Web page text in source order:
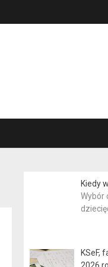
Kiedy
Wybór
KSeF,
2026